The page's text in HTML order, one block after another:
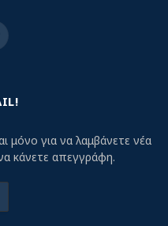
μόνο για να λαμβάνετε νέα
κάνετε απεγγράφη.